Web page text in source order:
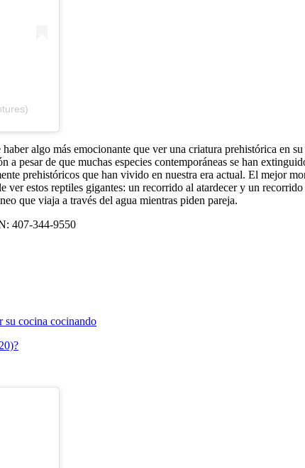
haber algo más emocionante que ver una criatura prehistórica en
pesar de que muchas especies contemporáneas se han
prehistóricos que han vivido en nuestra era actual. El mejor
estos reptiles gigantes: un recorrido al atardecer y un
que viaja a través del agua mientras piden pareja.
407-344-9550
su cocina cocinando